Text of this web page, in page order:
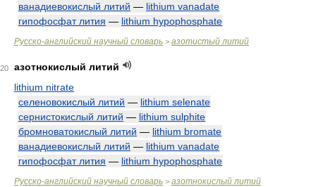
ванадиевокислый литий — lithium vanadate
гипофосфат лития — lithium hypophosphate
Русско-английский научный словарь > азотистый литий
20
азотнокислый литий
lithium nitrate
селеновокислый литий — lithium selenate
сернистокислый литий — lithium sulphite
бромноватокислый литий — lithium bromate
ванадиевокислый литий — lithium vanadate
гипофосфат лития — lithium hypophosphate
Русско-английский научный словарь > азотнокислый литий